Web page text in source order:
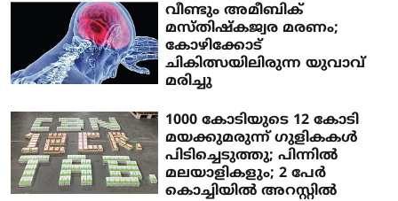
വീണ്ടും അമീബിക്
മസ്തിഷ്‌കജ്വര മരണം;
കോഴിക്കോട്
ചികിത്സയിലിരുന്ന യുവാവ്
മരിച്ചു
1000 കോടിയുടെ 12 കോടി
മയക്കുമരുന്ന് ​ഗുളികകൾ
പിടിച്ചെടുത്തു; പിന്നിൽ
മലയാളികളും; 2 പേർ
കൊച്ചിയിൽ അറസ്റ്റിൽ